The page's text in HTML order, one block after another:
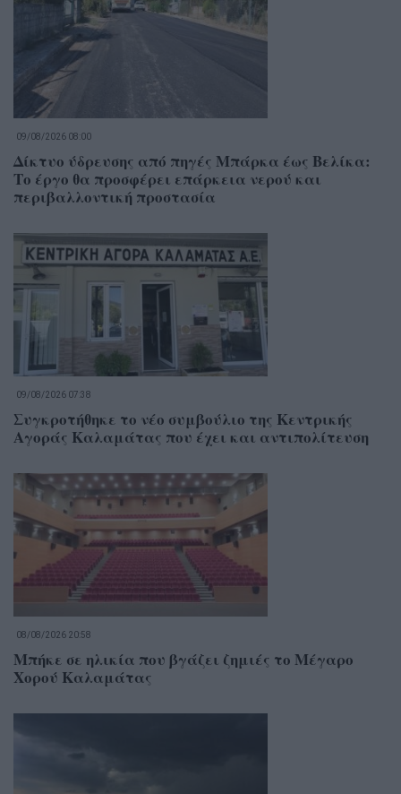
09/08/2026 08:00
Δίκτυο ύδρευσης από πηγές Μπάρκα έως Βελίκα:
Το έργο θα προσφέρει επάρκεια νερού και
περιβαλλοντική προστασία
09/08/2026 07:38
Συγκροτήθηκε το νέο συμβούλιο της Κεντρικής
Αγοράς Καλαμάτας που έχει και αντιπολίτευση
08/08/2026 20:58
Μπήκε σε ηλικία που βγάζει ζημιές το Μέγαρο
Χορού Καλαμάτας